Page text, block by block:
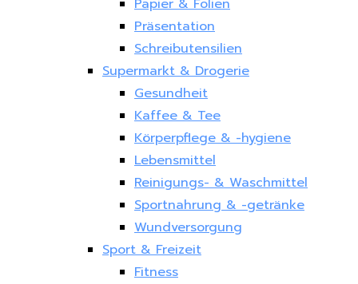
Papier & Folien
Präsentation
Schreibutensilien
Supermarkt & Drogerie
Gesundheit
Kaffee & Tee
Körperpflege & -hygiene
Lebensmittel
Reinigungs- & Waschmittel
Sportnahrung & -getränke
Wundversorgung
Sport & Freizeit
Fitness